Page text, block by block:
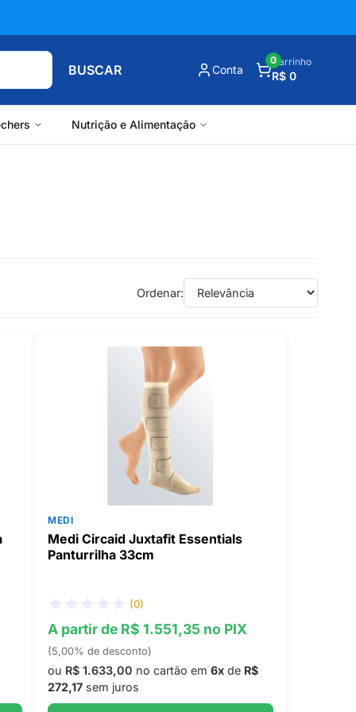
BUSCAR Conta
Carrinho
R$ 0
0
Nutrição e Alimentação
Ordenar:
MEDI
Medi Circaid Juxtafit Essentials
Panturrilha 33cm
(0)
A partir de R$ 1.551,35 no PIX
(5,00% de desconto)
ou R$ 1.633,00 no cartão em 6xde R$
272,17sem juros